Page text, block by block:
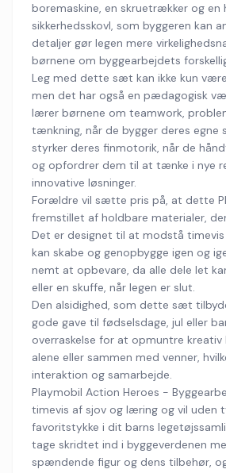
boremaskine, en skruetrækker og en
sikkerhedsskovl, som byggeren kan
detaljer gør legen mere
børnene om byggearbejdets
Leg med dette sæt kan ikke kun
men det har også en pædagogisk
lærer børnene om teamwork,
tænkning, når de bygger deres egne
styrker deres finmotorik, når de
og opfordrer dem til at tænke i nye
innovative løsninger.
Forældre vil sætte pris på, at dette
fremstillet af holdbare materialer,
Det er designet til at modstå
kan skabe og genopbygge igen og
nemt at opbevare, da alle dele let
eller en skuffe, når legen er slut.
Den alsidighed, som dette sæt
gode gave til fødselsdage, jul eller
overraskelse for at opmuntre kreativ
alene eller sammen med venner,
interaktion og samarbejde.
Playmobil Action Heroes -
timevis af sjov og læring og vil uden
favoritstykke i dit barns
tage skridtet ind i byggeverdenen
spændende figur og dens tilbehør,